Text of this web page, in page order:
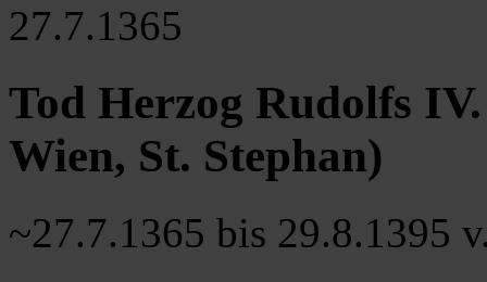
27.7.1365
Tod Herzog Rudolfs
Wien, St. Stephan)
~27.7.1365 bis 29.8.1395